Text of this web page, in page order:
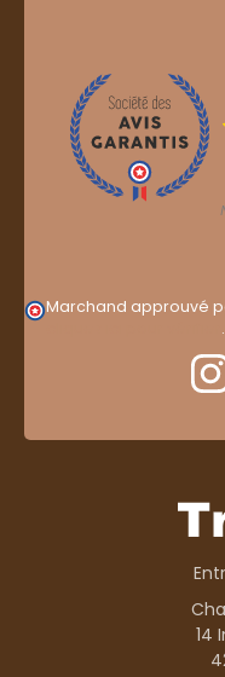
Marchand approuvé
.
14